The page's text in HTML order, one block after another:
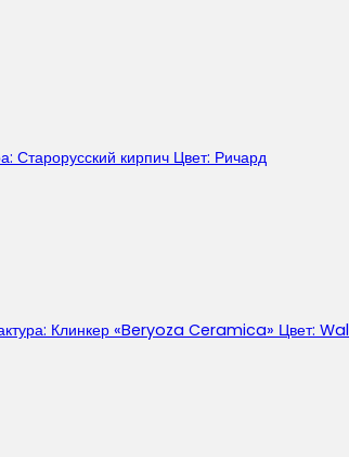
кирпич Цвет: Ричард
Клинкер «Beryoza Ceramica» Цвет: